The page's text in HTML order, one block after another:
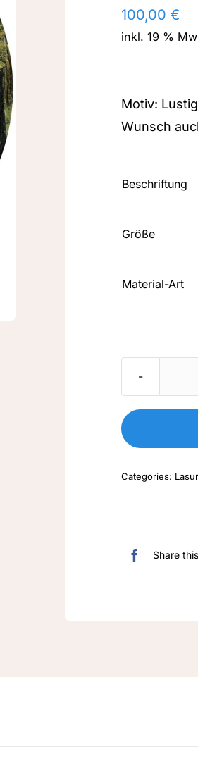
100,00 €
inkl. 19 %
Motiv:
Wunsch
Beschriftung
Größe
Material-Art
Categories:
Share this